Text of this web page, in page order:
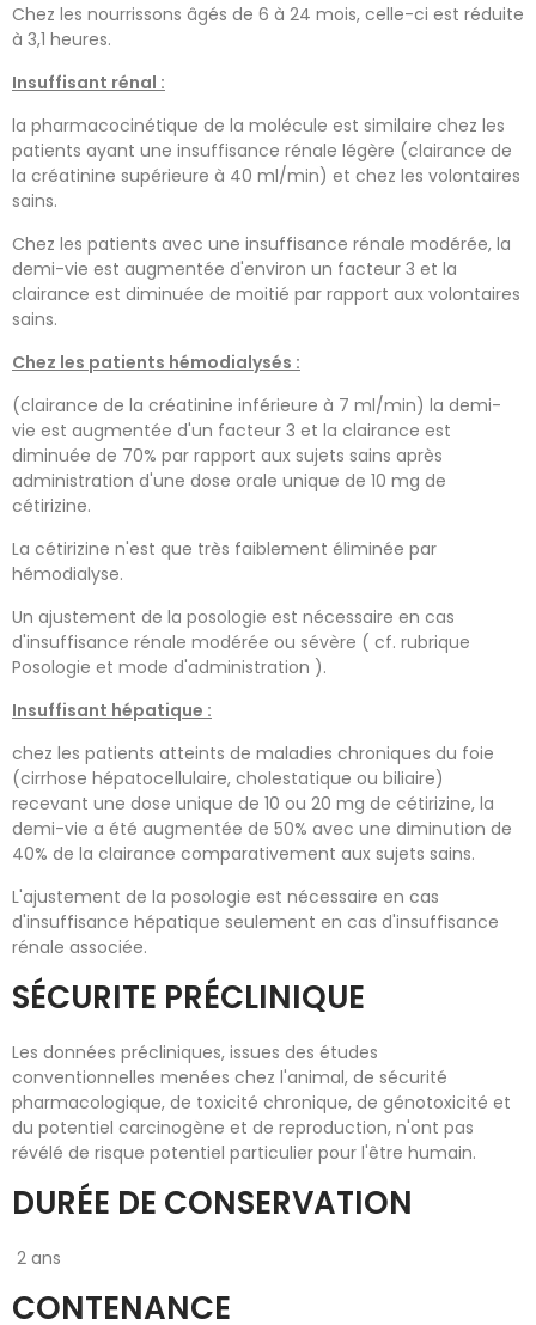
Chez les nourrissons âgés de 6 à 24 mois, celle-ci est réduite
à 3,1 heures.
Insuffisant rénal :
la pharmacocinétique de la molécule est similaire chez les
patients ayant une insuffisance rénale légère (clairance de
la créatinine supérieure à 40 ml/min) et chez les volontaires
sains.
Chez les patients avec une insuffisance rénale modérée, la
demi-vie est augmentée d'environ un facteur 3 et la
clairance est diminuée de moitié par rapport aux volontaires
sains.
Chez les patients hémodialysés :
(clairance de la créatinine inférieure à 7 ml/min) la demi-
vie est augmentée d'un facteur 3 et la clairance est
diminuée de 70% par rapport aux sujets sains après
administration d'une dose orale unique de 10 mg de
cétirizine.
La cétirizine n'est que très faiblement éliminée par
hémodialyse.
Un ajustement de la posologie est nécessaire en cas
d'insuffisance rénale modérée ou sévère ( cf. rubrique
Posologie et mode d'administration ).
Insuffisant hépatique :
chez les patients atteints de maladies chroniques du foie
(cirrhose hépatocellulaire, cholestatique ou biliaire)
recevant une dose unique de 10 ou 20 mg de cétirizine, la
demi-vie a été augmentée de 50% avec une diminution de
40% de la clairance comparativement aux sujets sains.
L'ajustement de la posologie est nécessaire en cas
d'insuffisance hépatique seulement en cas d'insuffisance
rénale associée.
SÉCURITE PRÉCLINIQUE
Les données précliniques, issues des études
conventionnelles menées chez l'animal, de sécurité
pharmacologique, de toxicité chronique, de génotoxicité et
du potentiel carcinogène et de reproduction, n'ont pas
révélé de risque potentiel particulier pour l'être humain.
DURÉE DE CONSERVATION
2 ans
CONTENANCE